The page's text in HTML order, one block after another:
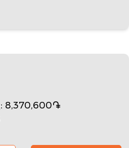
: 8,370,600֏